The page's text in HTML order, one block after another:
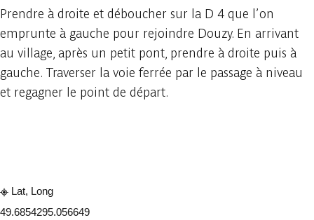
Prendre à droite et déboucher sur la D 4 que l’on
emprunte à gauche pour rejoindre Douzy. En arrivant
au village, après un petit pont, prendre à droite puis à
gauche. Traverser la voie ferrée par le passage à niveau
et regagner le point de départ.
Lat, Long
49.6854295.056649